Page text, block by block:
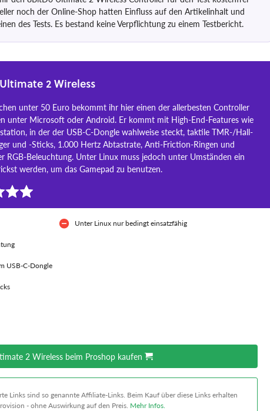
noch der Online-Shop hatten Einfluss auf den Artikelinhalt und
des Tests. Es bestand keine Verpflichtung zu einem Testbericht.
2 Wireless
unter 50 Euro bekommt ihr hier einen der allerbesten Controller
unter Microsoft oder Android. Er kommt mit High-End-Features wie
in der der USB-C-Dongle wahlweise steckt, taktile TMR-/Hall-
und -Sticks, 1.000 Hertz Abtastrate, Anti-Friction-Ringen und
RGB-Beleuchtung. Unter Linux muss jedoch unter Umständen ein
werden, um das Gamepad zu benutzen.
USB-C-Dongle
Unter Linux nur bedingt einsatzfähig
2 Wireless beim Proshop kaufen
Links sind so genannte Affiliate-Links. Beim Kauf über diese Links erhalten
- ohne Auswirkung auf den Preis. Mehr Infos.